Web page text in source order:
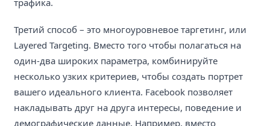
трафика.
Третий способ – это многоуровневое таргетинг, или
Layered Targeting. Вместо того чтобы полагаться на
один-два широких параметра, комбинируйте
несколько узких критериев, чтобы создать портрет
вашего идеального клиента. Facebook позволяет
накладывать друг на друга интересы, поведение и
демографические данные. Например, вместо